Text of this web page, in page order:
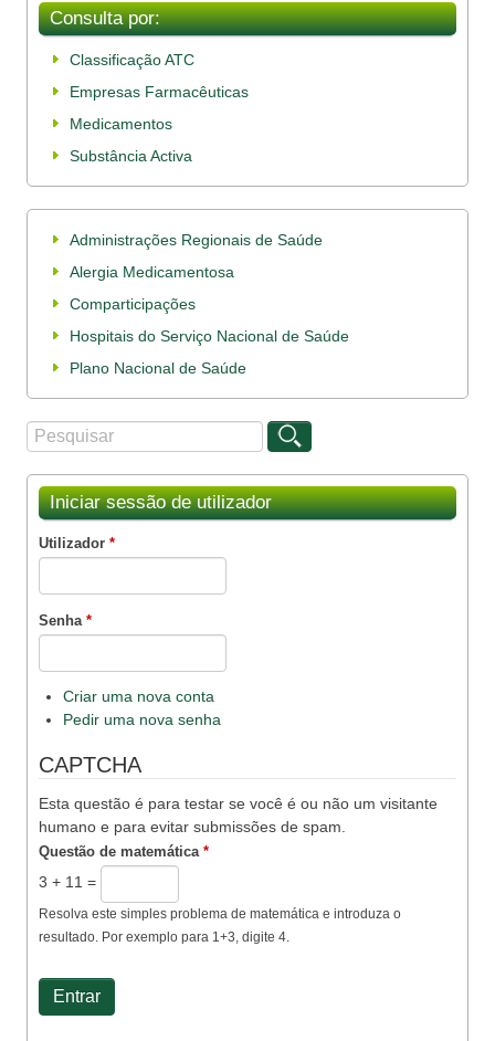
Consulta por:
Classificação ATC
Empresas Farmacêuticas
Medicamentos
Substância Activa
Administrações Regionais de Saúde
Alergia Medicamentosa
Comparticipações
Hospitais do Serviço Nacional de Saúde
Plano Nacional de Saúde
Formulário de procura
Procurar
Iniciar sessão de utilizador
Utilizador *
Senha *
Criar uma nova conta
Pedir uma nova senha
CAPTCHA
Esta questão é para testar se você é ou não um visitante
humano e para evitar submissões de spam.
Questão de matemática *
3 + 11 =
Resolva este simples problema de matemática e introduza o
resultado. Por exemplo para 1+3, digite 4.